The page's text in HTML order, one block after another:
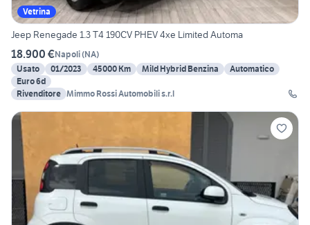
Vetrina
Jeep Renegade 1.3 T4 190CV PHEV 4xe Limited Automa
18.900 €Napoli(NA)
Usato
01/2023 45000 Km Mild Hybrid Benzina
Automatico
Euro 6d
Rivenditore Mimmo Rossi Automobili s.r.l